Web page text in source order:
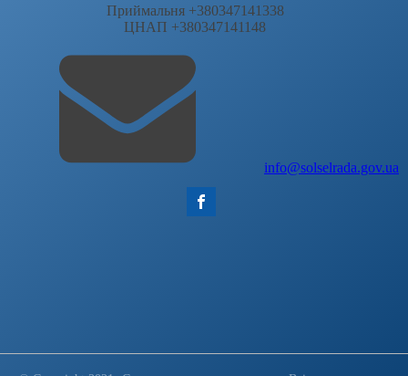
Приймальня +380347141338
ЦНАП +380347141148
info@solselrada.gov.ua